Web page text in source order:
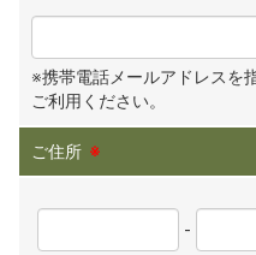
※携帯電話メールアドレスを
ご利用ください。
ご住所 ※
-